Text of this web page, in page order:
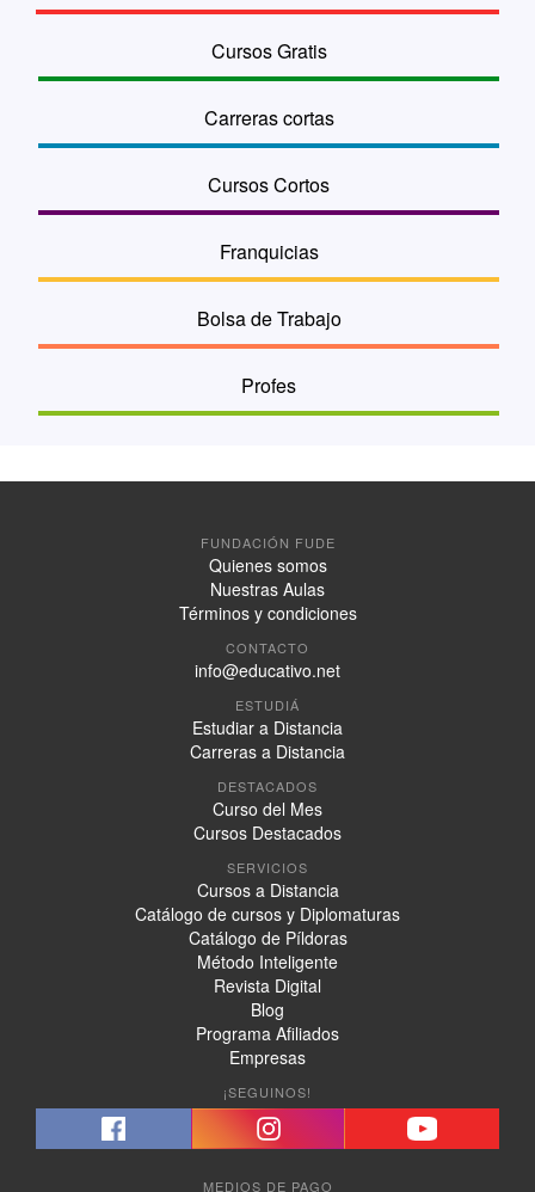
Cursos Gratis
Carreras cortas
Cursos Cortos
Franquicias
Bolsa de Trabajo
Profes
FUNDACIÓN FUDE
Quienes somos
Nuestras Aulas
Términos y condiciones
CONTACTO
info@educativo.net
ESTUDIÁ
Estudiar a Distancia
Carreras a Distancia
DESTACADOS
Curso del Mes
Cursos Destacados
SERVICIOS
Cursos a Distancia
Catálogo de cursos y Diplomaturas
Catálogo de Píldoras
Método Inteligente
Revista Digital
Blog
Programa Afiliados
Empresas
¡SEGUINOS!
MEDIOS DE PAGO